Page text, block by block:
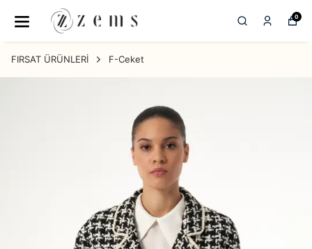
0
FIRSAT ÜRÜNLERİ F-Ceket